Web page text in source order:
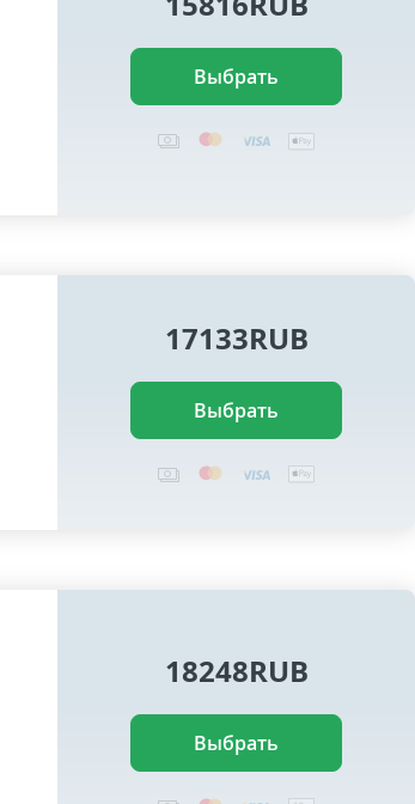
Выбрать
17133RUB
Выбрать
18248RUB
Выбрать